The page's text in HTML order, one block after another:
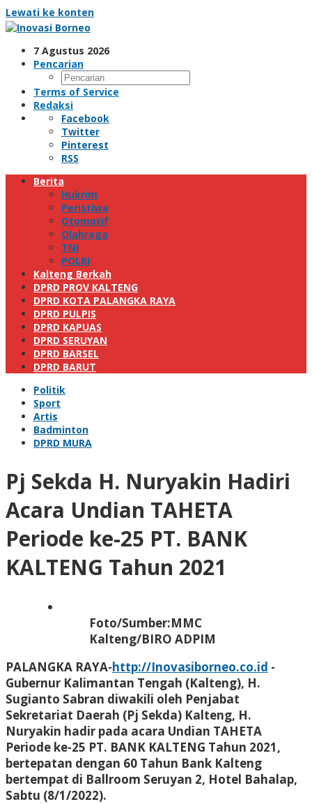
Lewati ke konten
7 Agustus 2026
Pencarian
Terms of Service
Redaksi
Facebook
Twitter
Pinterest
RSS
Berita
Hukrim
Peristiwa
Otomotif
Olahraga
TNI
POLRI
Kalteng Berkah
DPRD PROV KALTENG
DPRD KOTA PALANGKA RAYA
DPRD PULPIS
DPRD KAPUAS
DPRD SERUYAN
DPRD BARSEL
DPRD BARUT
Politik
Sport
Artis
Badminton
DPRD MURA
Pj Sekda H. Nuryakin Hadiri
Acara Undian TAHETA
Periode ke-25 PT. BANK
KALTENG Tahun 2021
Foto/Sumber:MMC
Kalteng/BIRO ADPIM
PALANGKA RAYA-http://Inovasiborneo.co.id -
Gubernur Kalimantan Tengah (Kalteng), H.
Sugianto Sabran diwakili oleh Penjabat
Sekretariat Daerah (Pj Sekda) Kalteng, H.
Nuryakin hadir pada acara Undian TAHETA
Periode ke-25 PT. BANK KALTENG Tahun 2021,
bertepatan dengan 60 Tahun Bank Kalteng
bertempat di Ballroom Seruyan 2, Hotel Bahalap,
Sabtu (8/1/2022).